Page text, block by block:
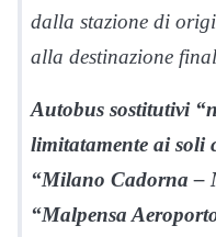
dalla stazione di
alla destinazione
Autobus sostitutivi
limitatamente ai soli
“Milano Cadorna –
“Malpensa